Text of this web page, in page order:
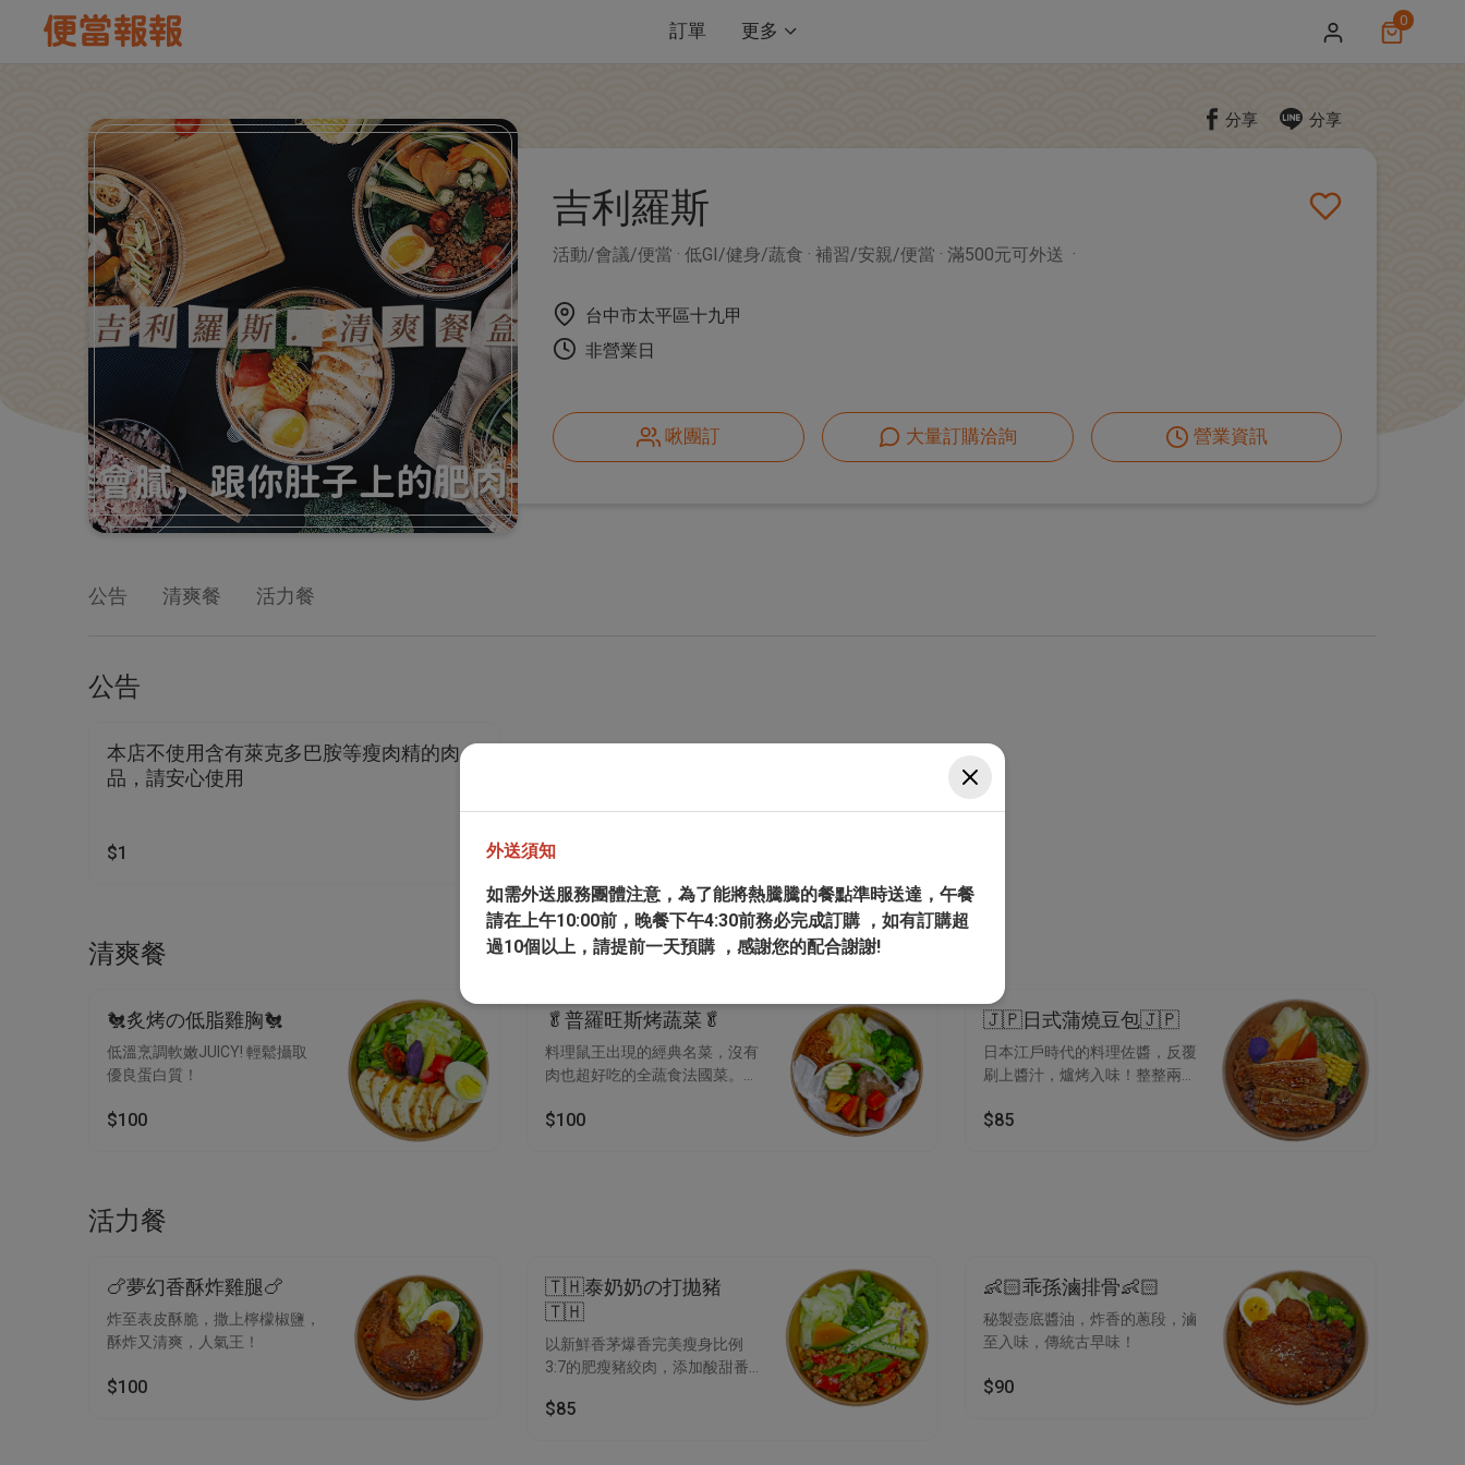
訂單 更多 0
分享 分享
吉利羅斯 未收藏
活動/會議/便當 低GI/健身/蔬食 補習/安親/便當 滿500元可外送
台中市太平區十九甲
非營業日
啾團訂 大量訂購洽詢 營業資訊
公告 清爽餐 活力餐
公告
本店不使用含有萊克多巴胺等瘦肉精的肉
品，請安心使用
$1
清爽餐
🐔炙烤の低脂雞胸🐔
低溫烹調軟嫩JUICY! 輕鬆攝取
優良蛋白質！
$100
🥬普羅旺斯烤蔬菜🥬
料理鼠王出現的經典名菜，沒有
肉也超好吃的全蔬食法國菜。
馬鈴薯、番茄
$100
🇯🇵日式蒲燒豆包🇯🇵
日本江戶時代的料理佐醬，反覆
刷上醬汁，爐烤入味！整整兩大
吃得澎湃！
$85
活力餐
🍗夢幻香酥炸雞腿🍗
炸至表皮酥脆，撒上檸檬椒鹽，
酥炸又清爽，人氣王！
$100
🇹🇭泰奶奶の打拋豬
🇹🇭
以新鮮香茅爆香完美瘦身比例
3:7的肥瘦豬絞肉，添加酸甜番
♥︎ ᐟ
$85
👶🏻乖孫滷排骨👶🏻
秘製壺底醬油，炸香的蔥段，滷
至入味，傳統古早味！
$90
外送須知
如需外送服務團體注意，為了能將熱騰騰的餐點準時送達，午餐
請在上午10:00前，晚餐下午4:30前務必完成訂購 ，如有訂購超
過10個以上，請提前一天預購 ，感謝您的配合謝謝!